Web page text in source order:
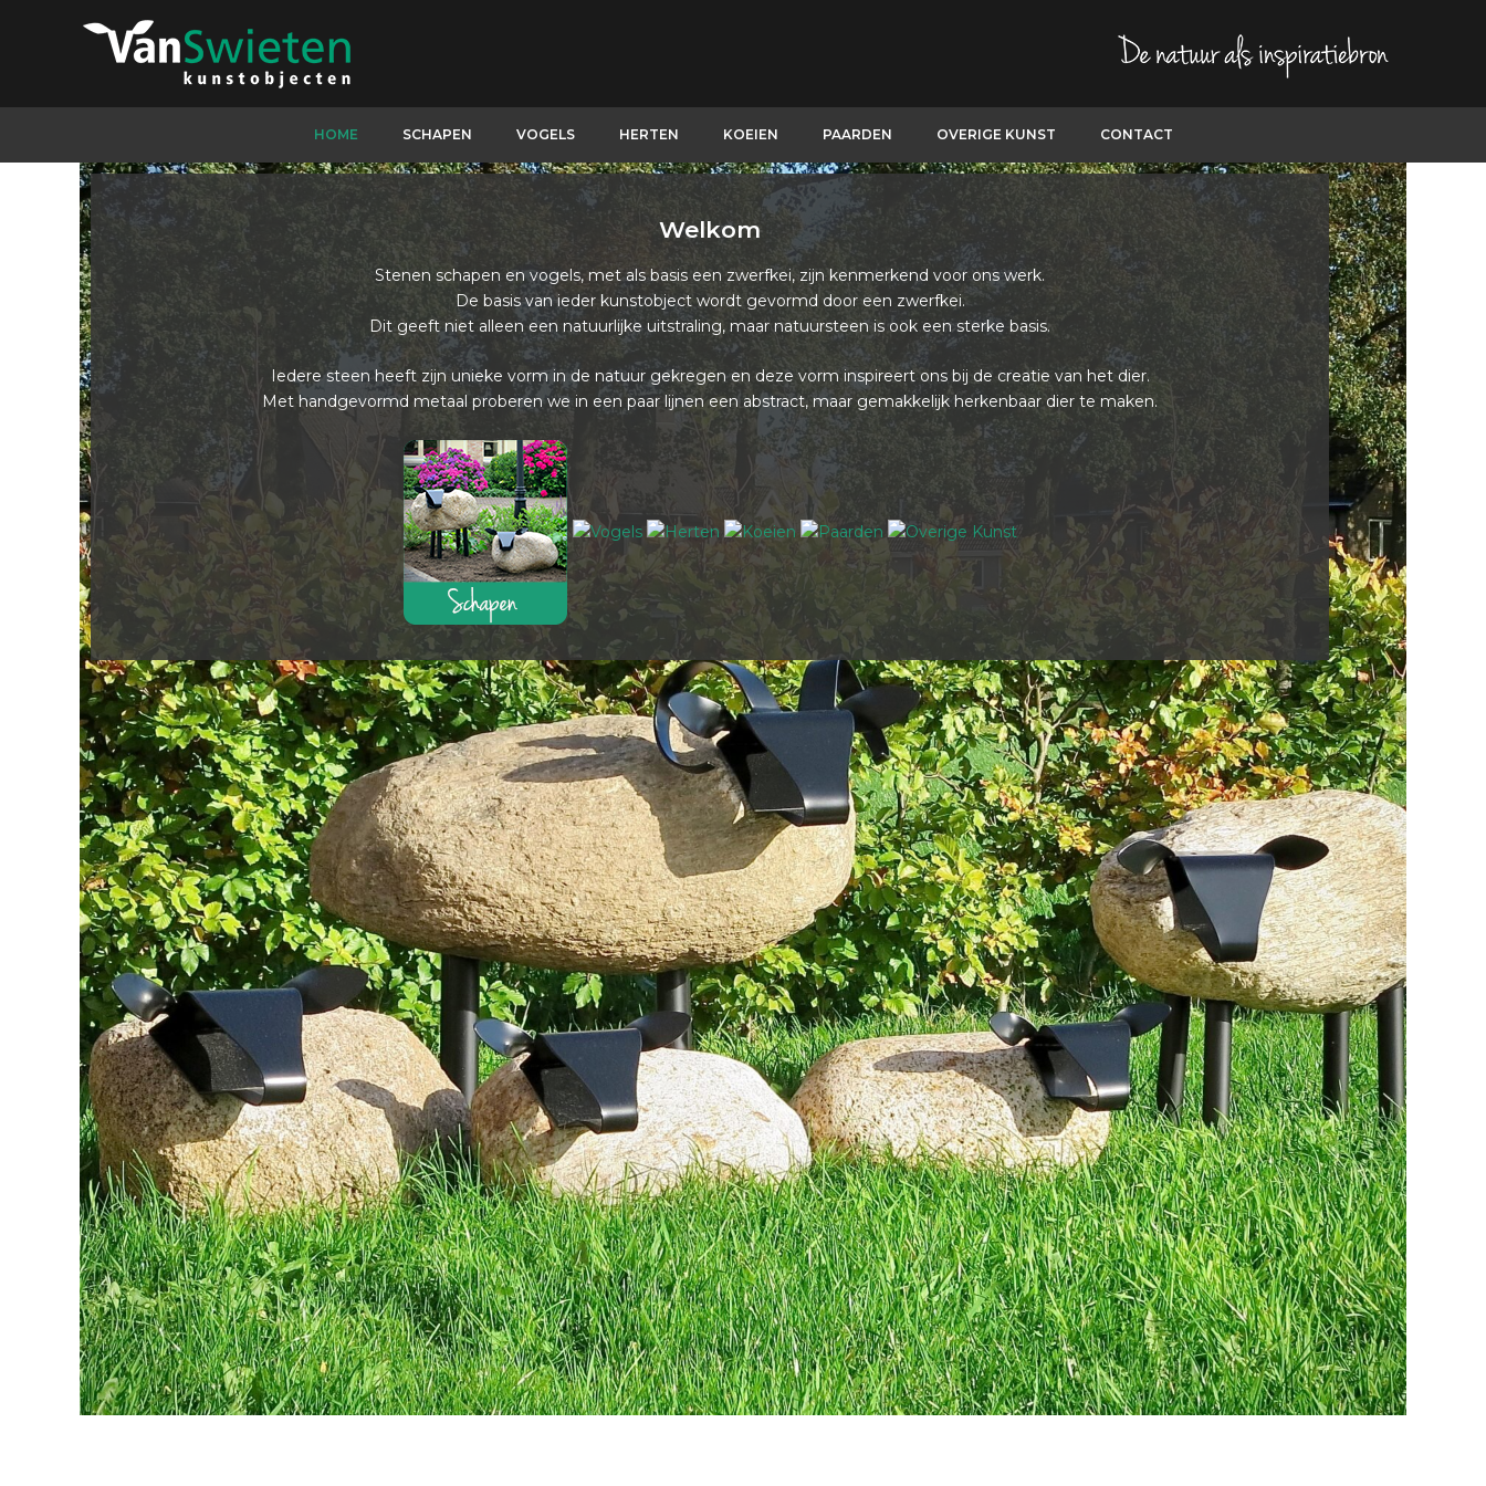
HOME SCHAPEN VOGELS HERTEN KOEIEN PAARDEN OVERIGE KUNST CONTACT
Welkom
Stenen schapen en vogels, met als basis een zwerfkei, zijn kenmerkend voor ons werk.
De basis van ieder kunstobject wordt gevormd door een zwerfkei.
Dit geeft niet alleen een natuurlijke uitstraling, maar natuursteen is ook een sterke basis.
Iedere steen heeft zijn unieke vorm in de natuur gekregen en deze vorm inspireert ons bij de creatie van het dier.
Met handgevormd metaal proberen we in een paar lijnen een abstract, maar gemakkelijk herkenbaar dier te maken.